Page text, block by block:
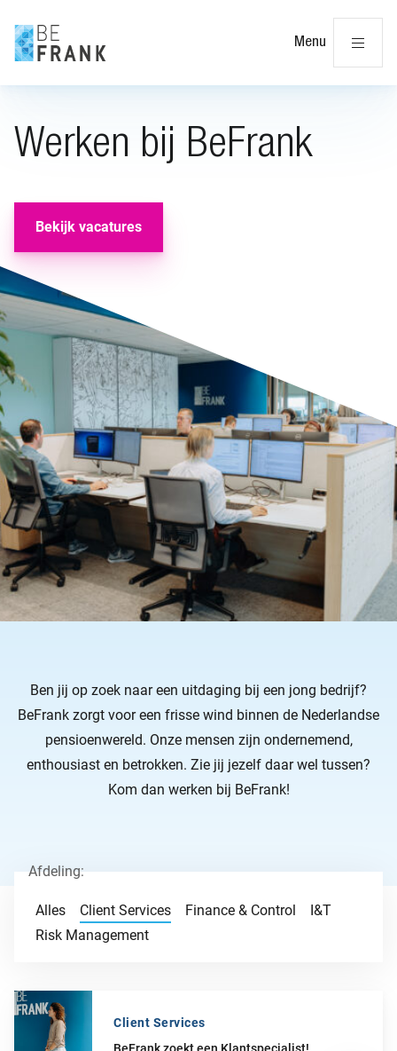
Menu
Werken bij BeFrank
Bekijk vacatures
Ben jij op zoek naar een uitdaging bij een jong bedrijf?
BeFrank zorgt voor een frisse wind binnen de Nederlandse
pensioenwereld. Onze mensen zijn ondernemend,
enthousiast en betrokken. Zie jij jezelf daar wel tussen?
Kom dan werken bij BeFrank!
Afdeling:
Alles Client Services Finance & Control
I&T
Risk Management
Client Services